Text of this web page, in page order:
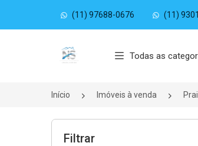
(11) 97688-0676 (11)
Página inicial
Todas as
Início Imóveis à venda
Filtrar